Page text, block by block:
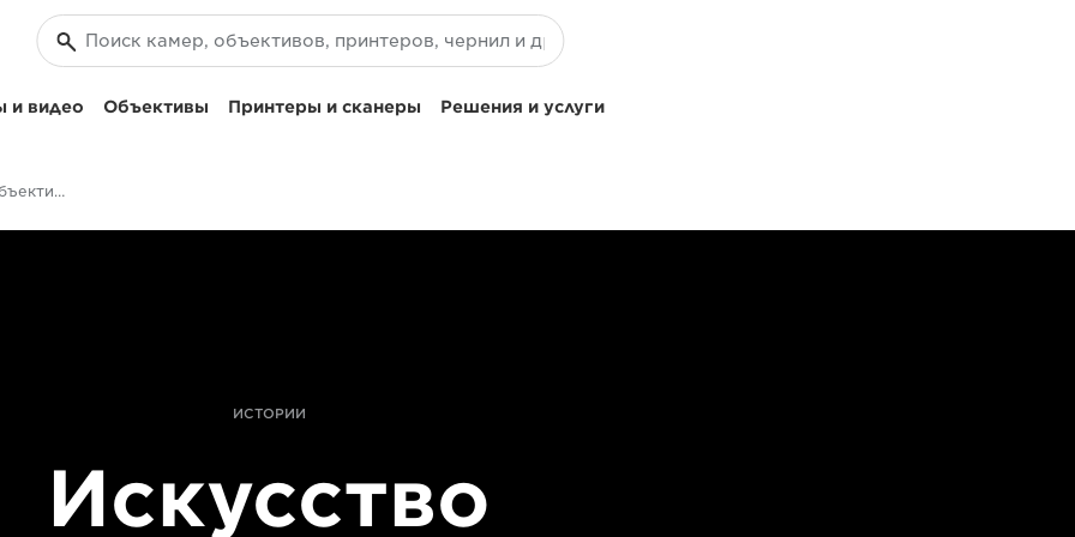
и видео Объективы Принтеры и сканеры Решения и услуги
Как производятся объективы Canon | Истории
ИСТОРИИ
Искусство